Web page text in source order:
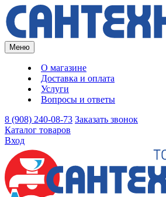
Меню
О магазине
Доставка и оплата
Услуги
Вопросы и ответы
8 (908) 240-08-73 Заказать звонок
Каталог товаров
Вход